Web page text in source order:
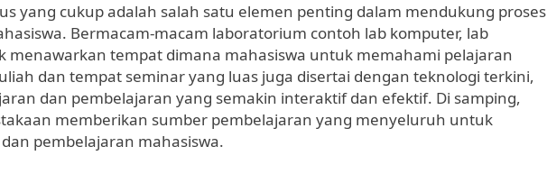
yang cukup adalah salah satu elemen penting dalam mendukung proses
Bermacam-macam laboratorium contoh lab komputer, lab
menawarkan tempat dimana mahasiswa untuk memahami pelajaran
dan tempat seminar yang luas juga disertai dengan teknologi terkini,
dan pembelajaran yang semakin interaktif dan efektif. Di samping,
memberikan sumber pembelajaran yang menyeluruh untuk
pembelajaran mahasiswa.